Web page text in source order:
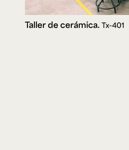
Taller de cerámica. Tx-401